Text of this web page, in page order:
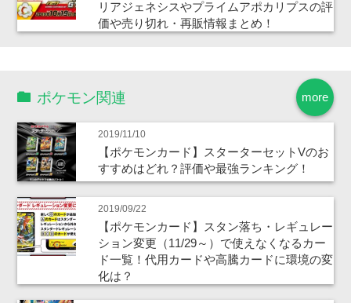
リアジェネシスやプライムアポカリプスの評
価や売り切れ・再販情報まとめ！
more
ポケモン関連
2019/11/10
【ポケモンカード】スターターセットVのお
すすめはどれ？評価や最強ランキング！
2019/09/22
【ポケモンカード】スタン落ち・レギュレー
ション変更（11/29～）で使えなくなるカー
ド一覧！代用カードや高騰カードに環境の変
化は？